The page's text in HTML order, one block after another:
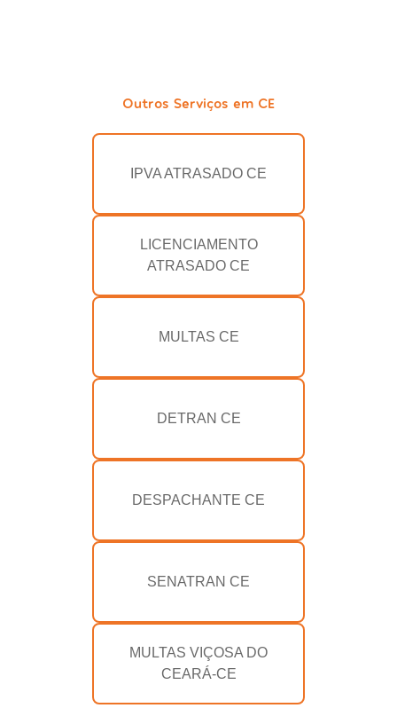
Outros Serviços em CE
IPVA ATRASADO CE
LICENCIAMENTO
ATRASADO CE
MULTAS CE
DETRAN CE
DESPACHANTE CE
SENATRAN CE
MULTAS VIÇOSA DO
CEARÁ-CE